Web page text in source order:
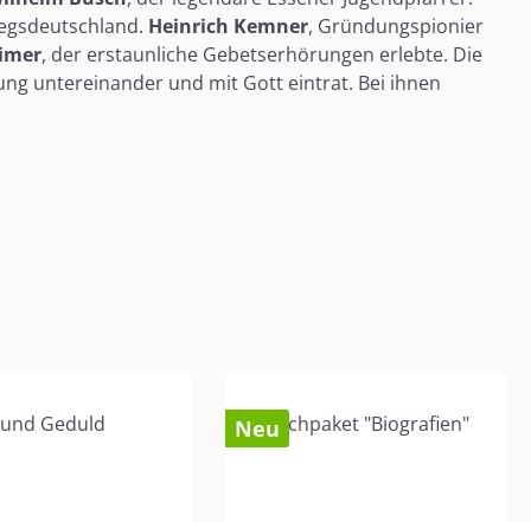
Heinrich Kemner, Gründungspionier
, der erstaunliche Gebetserhörungen erlebte. Die
untereinander und mit Gott eintrat. Bei ihnen
Neu